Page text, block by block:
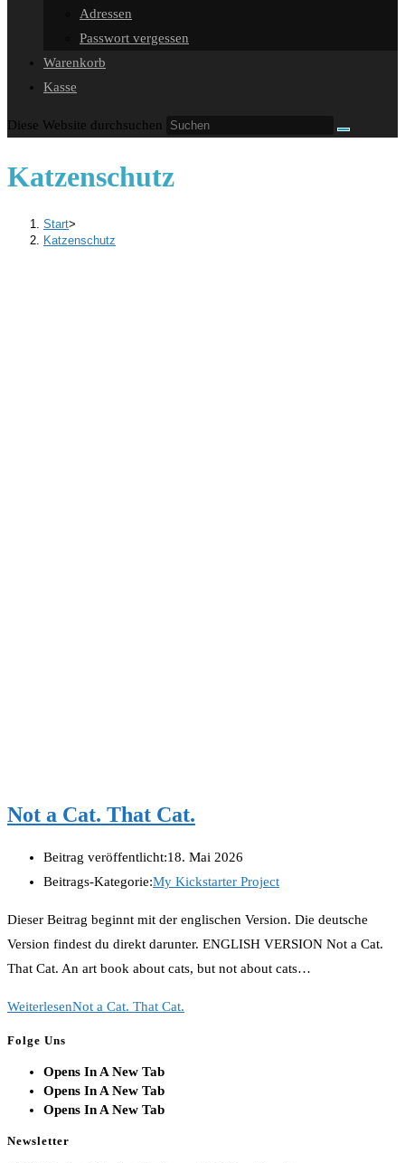
Adressen
Passwort vergessen
Warenkorb
Kasse
Diese Website durchsuchen
Katzenschutz
Start>
Katzenschutz
Not a Cat. That Cat.
Beitrag veröffentlicht:18. Mai 2026
Beitrags-Kategorie:My Kickstarter Project
Dieser Beitrag beginnt mit der englischen Version. Die deutsche
Version findest du direkt darunter. ENGLISH VERSION Not a Cat.
That Cat. An art book about cats, but not about cats…
WeiterlesenNot a Cat. That Cat.
Folge Uns
Opens In A New Tab
Opens In A New Tab
Opens In A New Tab
Newsletter